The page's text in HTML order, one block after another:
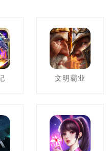
文明霸业